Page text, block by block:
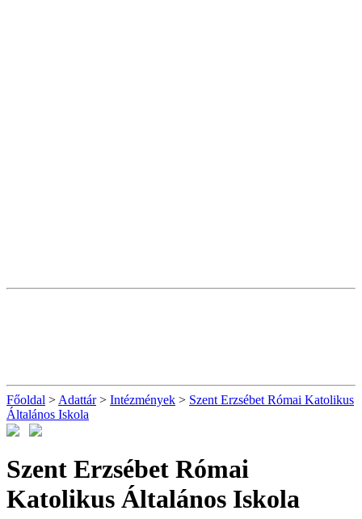
Főoldal > Adattár> Intézmények > Szent Erzsébet Római Katolikus
Általános Iskola
Szent Erzsébet Római
Katolikus Általános Iskola